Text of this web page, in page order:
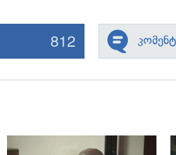
812
გადახედვა